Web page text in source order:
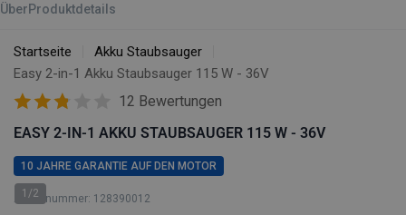
Über Produktdetails
Startseite
Akku Staubsauger
Easy 2-in-1 Akku Staubsauger 115 W - 36V
12 Bewertungen
EASY 2-IN-1 AKKU STAUBSAUGER 115 W - 36V
10 JAHRE GARANTIE AUF DEN MOTOR
Artikelnummer: 128390012
1/2